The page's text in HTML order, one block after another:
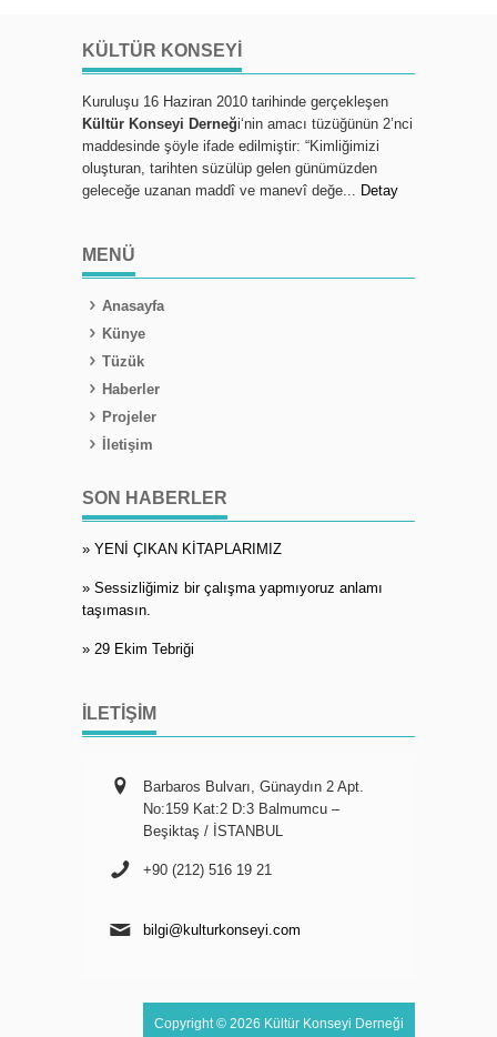
KÜLTÜR KONSEYI
Kuruluşu 16 Haziran 2010 tarihinde gerçekleşen
Kültür Konseyi Derneği‘nin amacı tüzüğünün 2’nci
maddesinde şöyle ifade edilmiştir: “Kimliğimizi
oluşturan, tarihten süzülüp gelen günümüzden
geleceğe uzanan maddî ve manevî değe... Detay
MENÜ
Anasayfa
Künye
Tüzük
Haberler
Projeler
İletişim
SON HABERLER
» YENİ ÇIKAN KİTAPLARIMIZ
» Sessizliğimiz bir çalışma yapmıyoruz anlamı
taşımasın.
» 29 Ekim Tebriği
İLETIŞIM
Barbaros Bulvarı, Günaydın 2 Apt.
No:159 Kat:2 D:3 Balmumcu –
Beşiktaş / İSTANBUL
+90 (212) 516 19 21
bilgi@kulturkonseyi.com
Copyright © 2026 Kültür Konseyi Derneği